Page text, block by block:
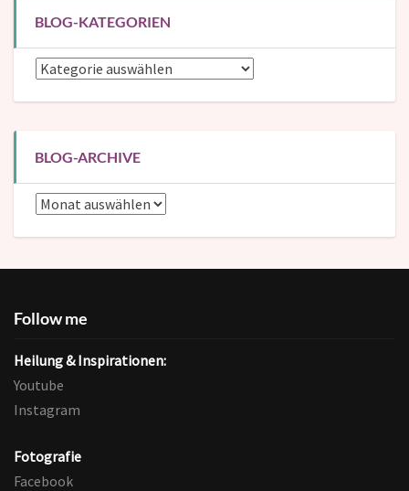
BLOG-KATEGORIEN
Blog-
BLOG-ARCHIVE
Blog-
Follow me
Heilung & Inspirationen:
Youtube
Instagram
Fotografie
Facebook